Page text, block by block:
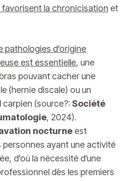
favorisent la chronicisation et
pathologies d’origine
est essentielle, une
pouvant cacher une
(hernie discale) ou un
carpien (source?: Société
, 2024).
nocturne est
personnes ayant une activité
d’où la nécessité d’une
dès les premiers